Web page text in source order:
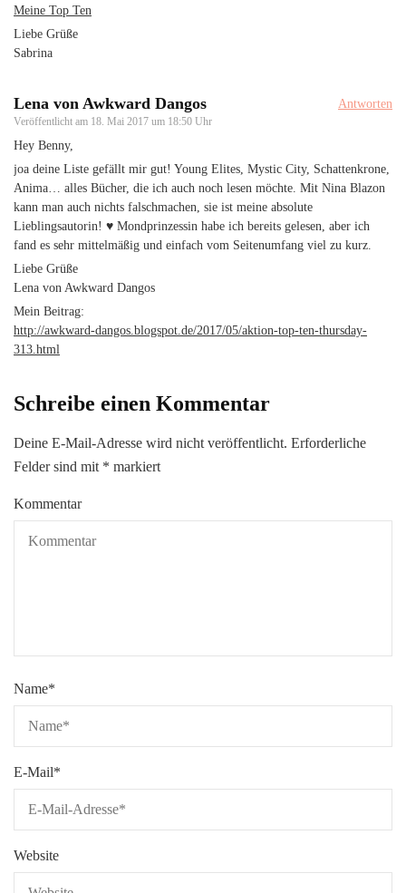
Meine Top Ten
Liebe Grüße
Sabrina
Lena von Awkward Dangos
Veröffentlicht am 18. Mai 2017 um 18:50 Uhr
Antworten
Hey Benny,
joa deine Liste gefällt mir gut! Young Elites, Mystic City, Schattenkrone,
Anima… alles Bücher, die ich auch noch lesen möchte. Mit Nina Blazon
kann man auch nichts falschmachen, sie ist meine absolute
Lieblingsautorin! ♥ Mondprinzessin habe ich bereits gelesen, aber ich
fand es sehr mittelmäßig und einfach vom Seitenumfang viel zu kurz.
Liebe Grüße
Lena von Awkward Dangos
Mein Beitrag:
http://awkward-dangos.blogspot.de/2017/05/aktion-top-ten-thursday-
313.html
Schreibe einen Kommentar
Deine E-Mail-Adresse wird nicht veröffentlicht. Erforderliche
Felder sind mit * markiert
Kommentar
Name*
E-Mail*
Website